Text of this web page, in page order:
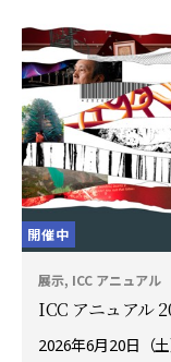
開催中
展示, ICC アニュアル
ICC アニュアル
2026年6月20日（